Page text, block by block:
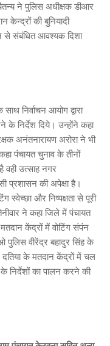
ने पुलिस अधीक्षक डीआर
केन्द्रों की बुनियादी
से संबंधित आवश्यक दिशा
निर्वाचन आयोग द्वारा
के निर्देश दिये। उन्होंने कहा
अनंतनारायण अरोरा ने भी
पंचायत चुनाव के तीनों
वही उत्साह नगर
प्रशासन की अपेक्षा है।
स्वेच्छा और निष्पक्षता से पूरी
ने कहा जिले में पंचायत
केंद्रों में वोटिंग संपंन
वीरेंद्र बहादुर सिंह के
के मतदान केंद्रों में चल
निर्देशों का पालन करने की